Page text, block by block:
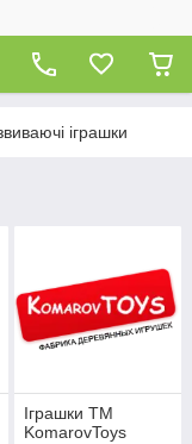
іграшки
Іграшки ТМ
KomarovToys